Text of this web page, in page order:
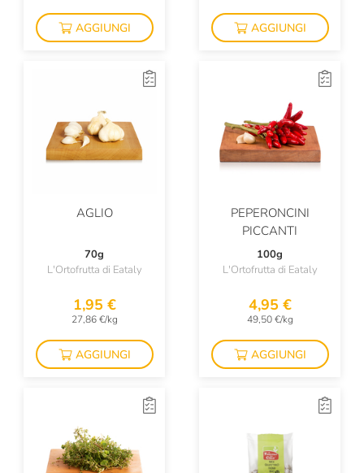
AGGIUNGI AGGIUNGI
AGLIO
70g
L'Ortofrutta di Eataly
1,95 €
27,86 €/kg
AGGIUNGI
PEPERONCINI
PICCANTI
100g
L'Ortofrutta di Eataly
4,95 €
49,50 €/kg
AGGIUNGI